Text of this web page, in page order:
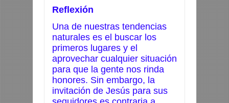
Reflexión
Una de nuestras tendencias
naturales es el buscar los
primeros lugares y el
aprovechar cualquier situación
para que la gente nos rinda
honores. Sin embargo, la
invitación de Jesús para sus